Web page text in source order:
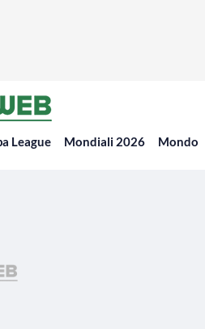
League Mondiali 2026 Mondo